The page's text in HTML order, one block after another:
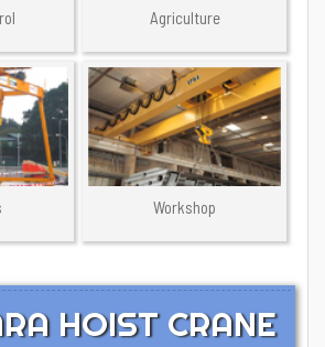
Agriculture
Workshop
HOIST CRANE